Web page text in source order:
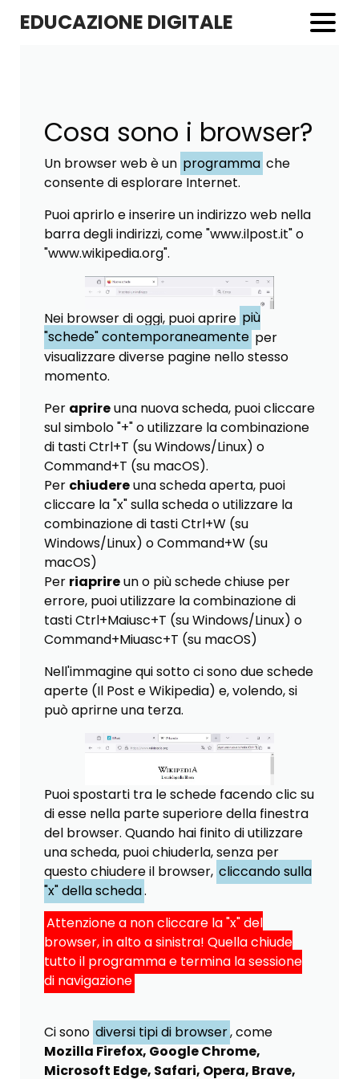
EDUCAZIONE DIGITALE
Cosa sono i browser?
Un browser web è un programma che
consente di esplorare Internet.
Puoi aprirlo e inserire un indirizzo web nella
barra degli indirizzi, come "www.ilpost.it" o
"www.wikipedia.org".
Nei browser di oggi, puoi aprire più
"schede" contemporaneamente per
visualizzare diverse pagine nello stesso
momento.
Per aprireuna nuova scheda, puoi cliccare
sul simbolo "+" o utilizzare la combinazione
di tasti Ctrl+T (su Windows/Linux) o
Command+T (su macOS).
Per chiudereuna scheda aperta, puoi
cliccare la "x" sulla scheda o utilizzare la
combinazione di tasti Ctrl+W (su
Windows/Linux) o Command+W (su
macOS)
Per riaprireun o più schede chiuse per
errore, puoi utilizzare la combinazione di
tasti Ctrl+Maiusc+T (su Windows/Linux) o
Command+Miuasc+T (su macOS)
Nell'immagine qui sotto ci sono due schede
aperte (Il Post e Wikipedia) e, volendo, si
può aprirne una terza.
Puoi spostarti tra le schede facendo clic su
di esse nella parte superiore della finestra
del browser. Quando hai finito di utilizzare
una scheda, puoi chiuderla, senza per
questo chiudere il browser, cliccando sulla
"x" della scheda.
Attenzione a non cliccare la "x" del
browser, in alto a sinistra! Quella chiude
tutto il programma e termina la sessione
di navigazione
Ci sono diversi tipi di browser, come
Mozilla Firefox, Google Chrome,
Microsoft Edge, Safari, Opera, Brave,